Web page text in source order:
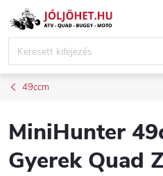
Ugrás
49ccm
MiniHunter
Gyerek Quad